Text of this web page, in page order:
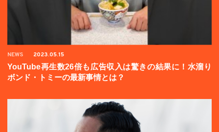
NEWS 2023.05.15
YouTube再生数26倍も広告収入は驚きの結果に！水溜り
ボンド・トミーの最新事情とは？